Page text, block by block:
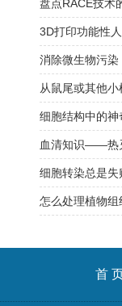
盘点RACE技术
3D打印功能性
消除微生物污染
从鼠尾或其他
细胞结构中的
怎么处理植物
首